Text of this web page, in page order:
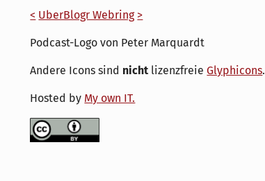
< UberBlogr Webring >
Podcast-Logo von Peter Marquardt
Andere Icons sind nicht lizenzfreieGlyphicons.
Hosted by My own IT.